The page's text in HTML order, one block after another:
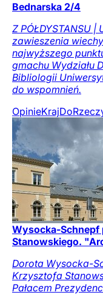
Bednarska 2/4
Z PÓŁDYSTANSU
zawieszenia
najwyższego
gmachu Wydziału
Bibliologii
do wspomnień.
OpinieKraj
Wysocka-Schnepf
Stanowskiego.
Dorota Wysocka-
Krzysztofa
Pałacem